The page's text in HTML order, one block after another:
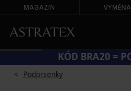
MAGAZÍN
KÓD BRA20 =
Podprsenky